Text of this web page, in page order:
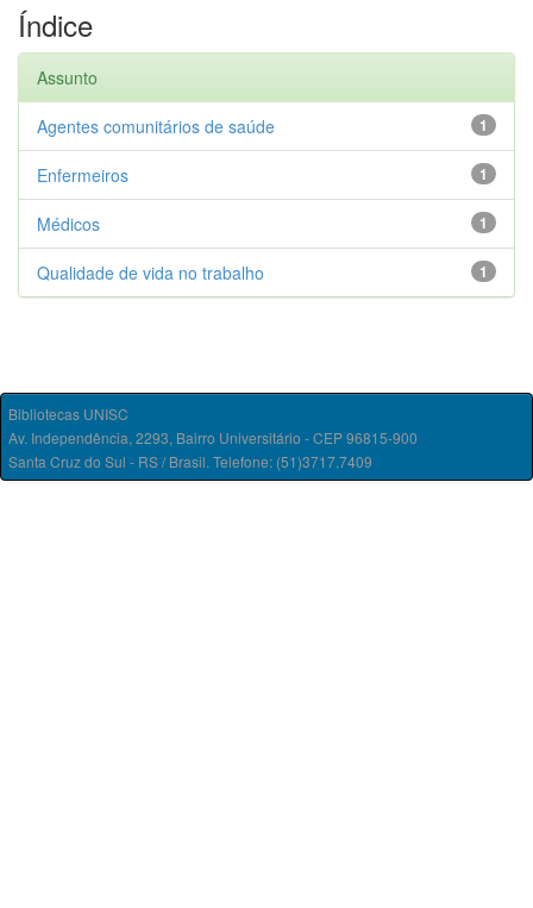
Índice
Assunto
1
Agentes comunitários de saúde
1
Enfermeiros
1
Médicos
1
Qualidade de vida no trabalho
Bibliotecas UNISC
Av. Independência, 2293, Bairro Universitário - CEP 96815-900
Santa Cruz do Sul - RS / Brasil. Telefone: (51)3717.7409